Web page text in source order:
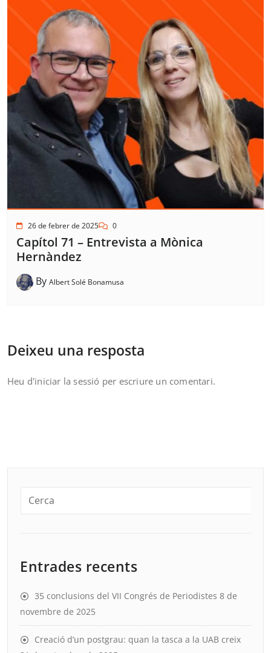
26 de febrer de 2025 0
Capítol 71 – Entrevista a Mònica
Hernàndez
By Albert Solé Bonamusa
Deixeu una resposta
Heu d'iniciar la sessió per escriure un comentari.
Entrades recents
35 conclusions del VII Congrés de Periodistes 8 de
novembre de 2025
Creació d’un postgrau: quan la tasca a la UAB creix